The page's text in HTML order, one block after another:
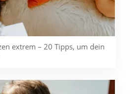
extrem – 20 Tipps, um dein